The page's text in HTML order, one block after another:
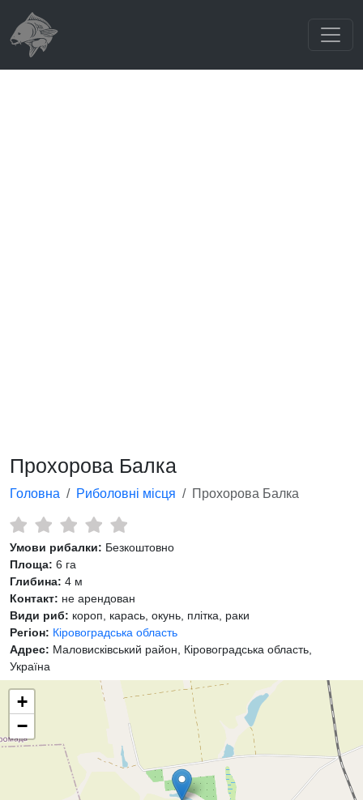
Прохорова Балка
Головна Риболовні місця Прохорова Балка
Умови рибалки: Безкоштовно
Площа: 6 га
Глибина: 4 м
Контакт: не арендован
Види риб: короп, карась, окунь, плітка, раки
Регіон: Кіровоградська область
Адрес: Маловисківський район, Кіровоградська область,
Україна
+
−